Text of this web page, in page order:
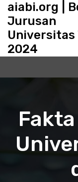
aiabi.org |
Jurusan
Universitas
2024